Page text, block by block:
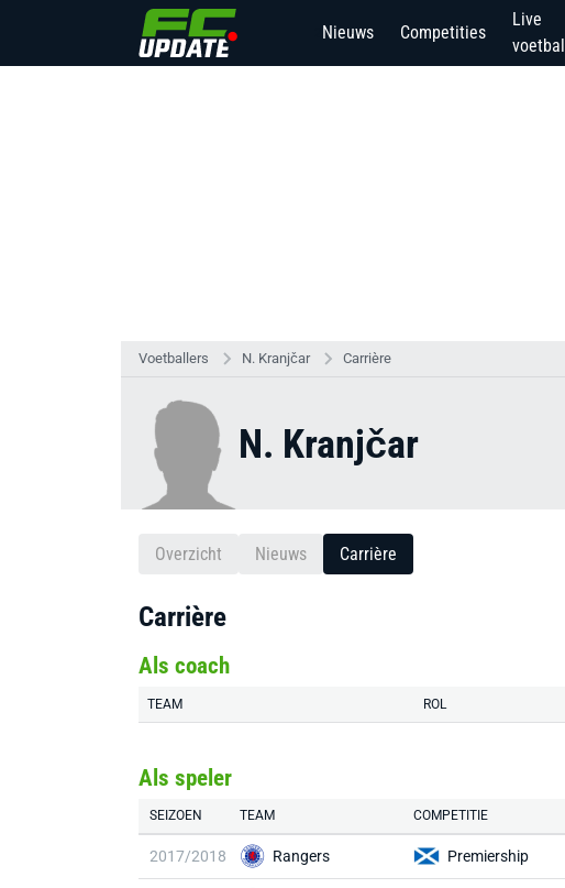
Nieuws Competities
Live
voetbal
Voetballers N. Kranjčar Carrière
N. Kranjčar
Overzicht Nieuws Carrière
Carrière
Als coach
TEAM ROL
Als speler
SEIZOEN TEAM COMPETITIE
2017/2018 Rangers Premiership